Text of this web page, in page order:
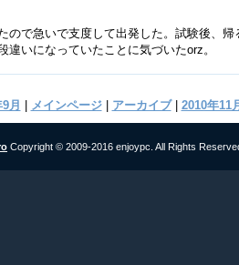
ので急いで支度して出発した。試験後、帰
違いになっていたことに気づいたorz。
月 メインページ| アーカイブ| 2010年11
Copyright © 2009-2016 enjoypc. All Rights